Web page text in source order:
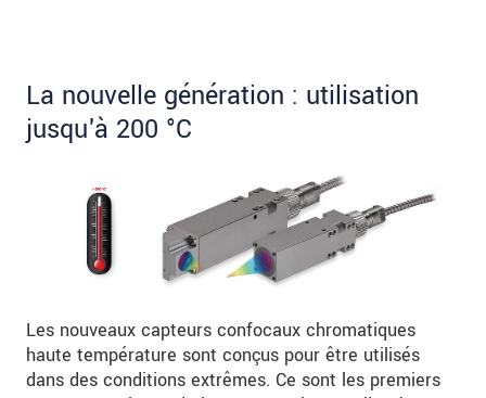
La nouvelle génération : utilisation
jusqu'à 200 °C
Les nouveaux capteurs confocaux chromatiques
haute température sont conçus pour être utilisés
dans des conditions extrêmes. Ce sont les premiers